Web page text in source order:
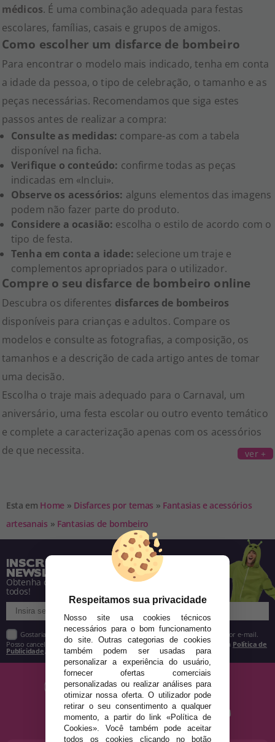
médicos. É uma combinação adequada para festas
escolares, famílias, casais e grupos de amigos.
Como escolher um disfarce de bombeiro
Para encontrar o modelo mais indicado, tenha em conta
a idade da pessoa, o tipo de celebração, o tamanho e as
peças necessárias. Recomendamos que siga estes
passos antes de realizar a compra:
Consulte as medidas: compare-as com a tabela
disponível na ficha.
Verifique o conteúdo: confirme todas as peças
indicadas em «Inclui».
Observe os acessórios: alguns elementos das imagens
podem não fazer parte do produto.
Considere a ocasião: escolha o estilo de acordo com o
tipo de festa.
Tenha em conta a idade: selecione um traje e
complementos apropriados para o utilizador.
Compre o seu disfarce de bombeiro online
Descubra os diferentes disfarces de bombeiros
disponíveis para crianças e adultos. Compare os
modelos e consulte as fotografias, a composição, os
tamanhos e a descrição de cada artigo antes de tomar
uma decisão.
Escolha o traje mais adequado para o Carnaval, um
aniversário, uma festa escolar ou outro evento temático
e complete a caracterização apenas com os acessórios
de que necessita.
ver +
Esta em Home » Disfarces por temas » Fantasias e acessórios
artesanais » Fantasias de bombeiro
INSCREVA-SE NA NOSSA
NEWSLETTER
Obtenha descontos e saiba de tudo antes de
todos!
Gostaria de receber descontos exclusivos, novidades e tendências por e-mail.
Posso cancelar a inscrição a qualquer momento, conforme estipulado na Política de
Publicidade
Respeitamos sua privacidade
Nosso site usa cookies técnicos
necessários para o bom funcionamento
do site. Outras categorias de cookies
também podem ser usadas para
personalizar a experiência do usuário,
fornecer ofertas comerciais
personalizadas ou realizar análises para
otimizar nossa oferta. O utilizador pode
retirar o seu consentimento a qualquer
momento, a partir do link «Política de
Cookies». Você também pode aceitar
todos os cookies clicando no botão